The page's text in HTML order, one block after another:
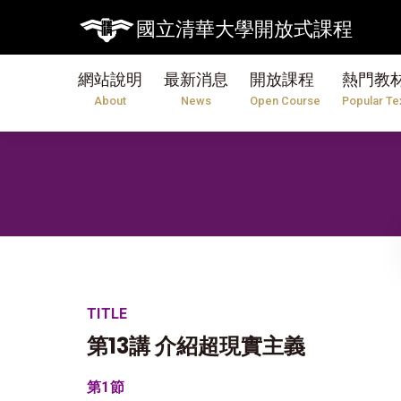
國立清華大學開放式課程
網站說明
About
最新消息
News
開放課程
Open Course
熱門教
Popular
【7/31】
TITLE
第13講 介紹超現實主義
第1節